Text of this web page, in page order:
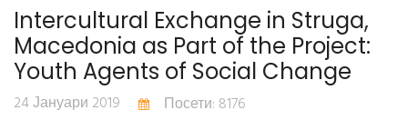
Intercultural Exchange in Struga,
Macedonia as Part of the Project:
Youth Agents of Social Change
24 Јануари 2019
Посети: 8176